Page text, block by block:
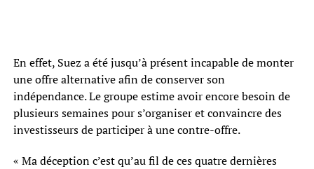
En effet, Suez a été jusqu’à présent incapable de monter
une offre alternative afin de conserver son
indépendance. Le groupe estime avoir encore besoin de
plusieurs semaines pour s’organiser et convaincre des
investisseurs de participer à une contre-offre.
« Ma déception c’est qu’au fil de ces quatre dernières